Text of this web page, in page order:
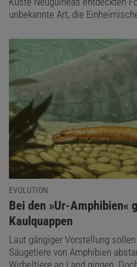
unbekannte Art, die
EVOLUTION
:
Bei den »Ur-Amphibien«
Kaulquappen
Laut gängiger Vorstellung
Säugetiere von Amphibien